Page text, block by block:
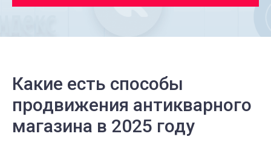
Какие есть способы
продвижения антикварного
магазина в 2025 году